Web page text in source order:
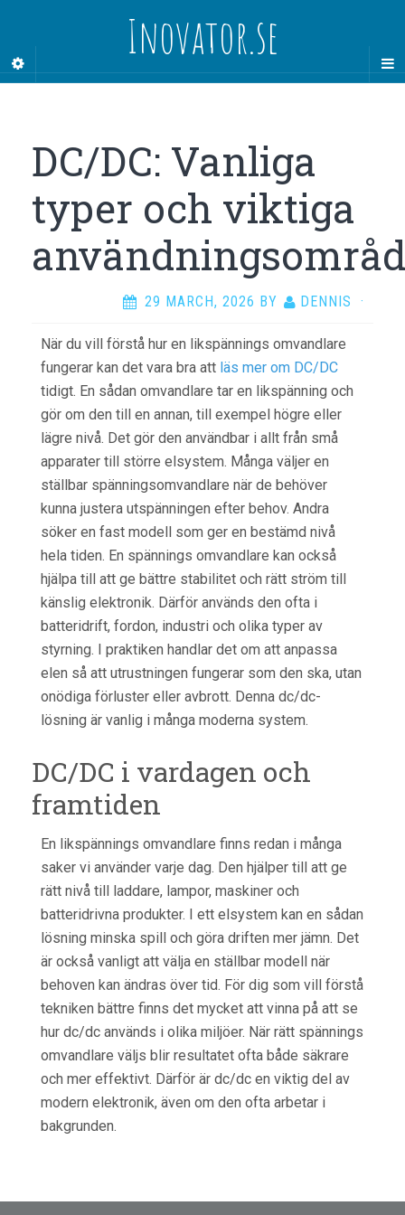
Inovator.se
DC/DC: Vanliga
typer och viktiga
29 MARCH, 2026 BY DENNIS ·
När du vill förstå hur en likspännings omvandlare
fungerar kan det vara bra att läs mer om DC/DC
tidigt. En sådan omvandlare tar en likspänning och
gör om den till en annan, till exempel högre eller
lägre nivå. Det gör den användbar i allt från små
apparater till större elsystem. Många väljer en
ställbar spänningsomvandlare när de behöver
kunna justera utspänningen efter behov. Andra
söker en fast modell som ger en bestämd nivå
hela tiden. En spännings omvandlare kan också
hjälpa till att ge bättre stabilitet och rätt ström till
känslig elektronik. Därför används den ofta i
batteridrift, fordon, industri och olika typer av
styrning. I praktiken handlar det om att anpassa
elen så att utrustningen fungerar som den ska, utan
onödiga förluster eller avbrott. Denna dc/dc-
lösning är vanlig i många moderna system.
DC/DC i vardagen och
framtiden
En likspännings omvandlare finns redan i många
saker vi använder varje dag. Den hjälper till att ge
rätt nivå till laddare, lampor, maskiner och
batteridrivna produkter. I ett elsystem kan en sådan
lösning minska spill och göra driften mer jämn. Det
är också vanligt att välja en ställbar modell när
behoven kan ändras över tid. För dig som vill förstå
tekniken bättre finns det mycket att vinna på att se
hur dc/dc används i olika miljöer. När rätt spännings
omvandlare väljs blir resultatet ofta både säkrare
och mer effektivt. Därför är dc/dc en viktig del av
modern elektronik, även om den ofta arbetar i
bakgrunden.